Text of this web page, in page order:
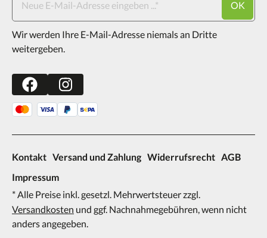
OK
Wir werden Ihre E-Mail-Adresse niemals an Dritte
weitergeben.
Kontakt Versand und Zahlung Widerrufsrecht AGB
Impressum
* Alle Preise inkl. gesetzl. Mehrwertsteuer zzgl.
Versandkosten und ggf. Nachnahmegebühren, wenn nicht
anders angegeben.